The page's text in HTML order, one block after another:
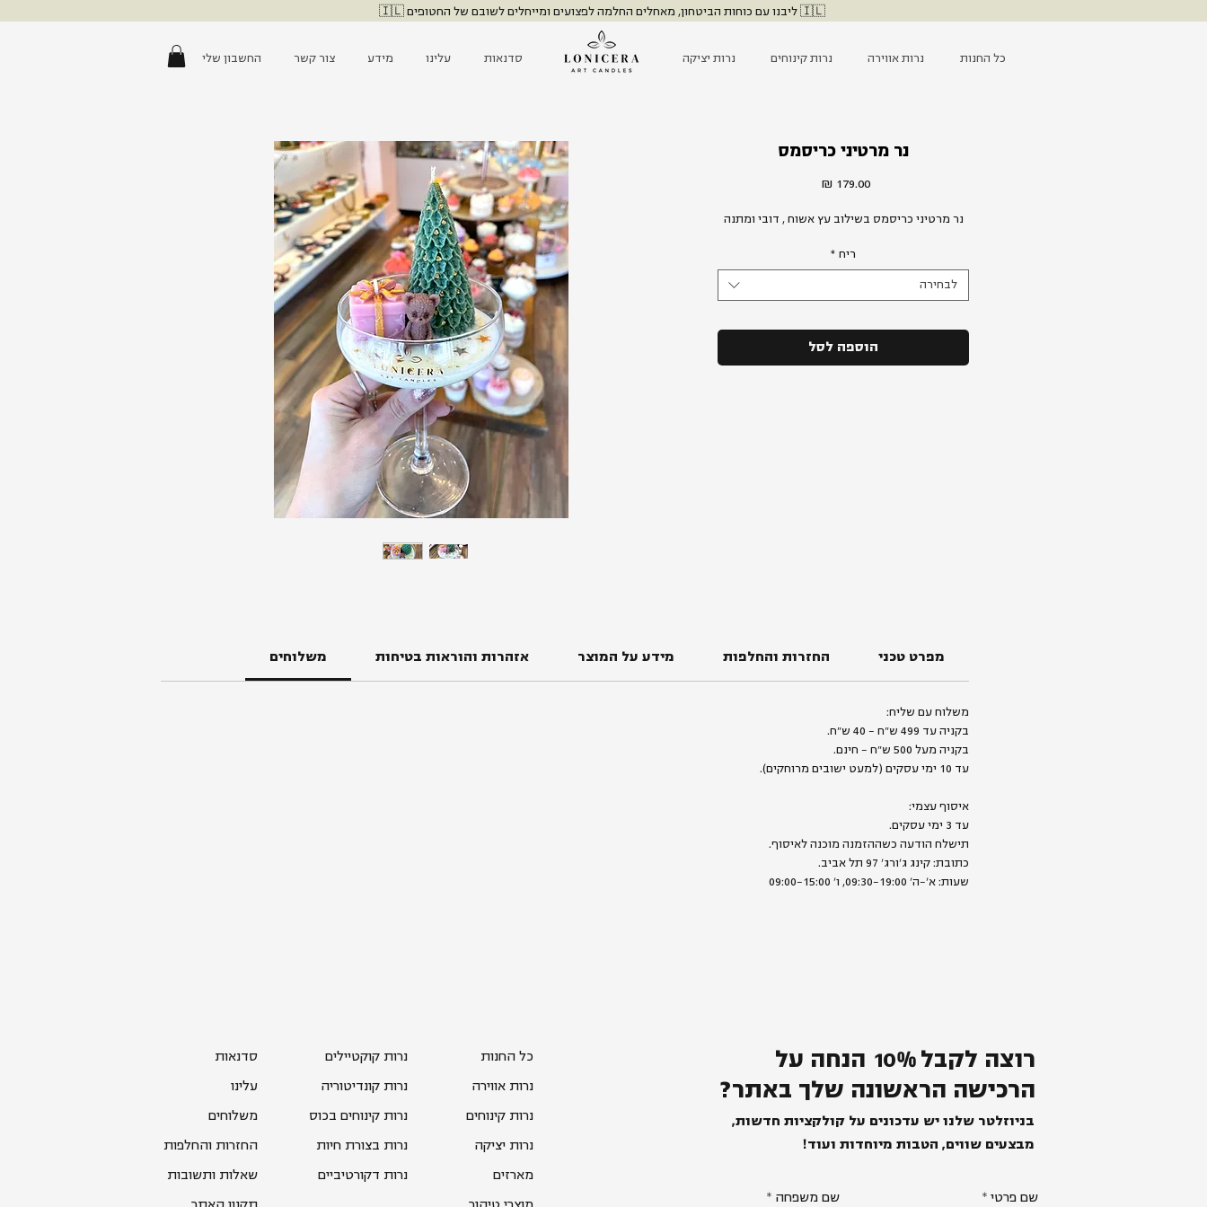
🇮🇱 ליבנו עם כוחות הביטחון, מאחלים החלמה לפצועים ומייחלים לשובם של החטופים 🇮🇱
סדנאות עלינו מידע צור קשר החשבון שלי כל החנות נרות אווירה נרות קינוחים נרות יציקה
נר מרטיני כריסמס
נר מרטיני כריסמס בשילוב עץ אשוח , דובי ומתנה
ריח *
לבחירה
הוספה לסל
משלוחים אזהרות והוראות בטיחות מידע על המוצר החזרות והחלפות מפרט טכני
משלוח עם שליח:
בקניה עד 499 ש״ח - 40 ש״ח.
בקניה מעל 500 ש״ח - חינם.
עד 10 ימי עסקים (למעט ישובים מרוחקים).
איסוף עצמי:
עד 3 ימי עסקים.
תישלח הודעה כשההזמנה מוכנה לאיסוף.
כתובת: קינג ג׳ורג׳ 97 תל אביב.
שעות: א׳-ה׳ 09:30-19:00, ו׳ 09:00-15:00
סדנאות
עלינו
משלוחים
החזרות והחלפות
שאלות ותשובות
נרות קוקטיילים
נרות קונדיטוריה
נרות קינוחים בכוס
נרות בצורת חיות
נרות דקורטיביים
כל החנות
נרות אווירה
נרות קינוחים
נרות יציקה
מארזים
רוצה לקבל 10%
הנחה על
הרכישה הראשונה שלך באתר?
בניוזלטר שלנו יש עדכונים על קולקציות חדשות,
מבצעים שווים, הטבות מיוחדות ועוד!
שם משפחה שם פרטי